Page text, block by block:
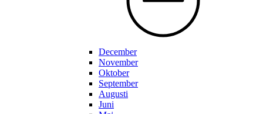
December
November
Oktober
September
Augusti
Juni